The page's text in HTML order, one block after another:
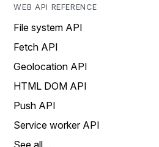
WEB API REFERENCE
File system API
Fetch API
Geolocation API
HTML DOM API
Push API
Service worker API